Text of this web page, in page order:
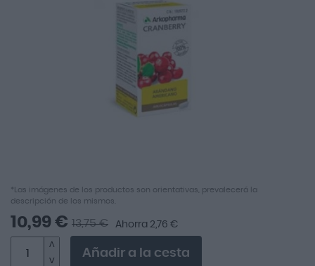
Saltar
al
comienzo
galería
*Las imágenes de los productos son orientativas, prevalecerá la
descripción de los mismos.
10,99 € 13,75 € Ahorra 2,76 €
Añadir a la cesta